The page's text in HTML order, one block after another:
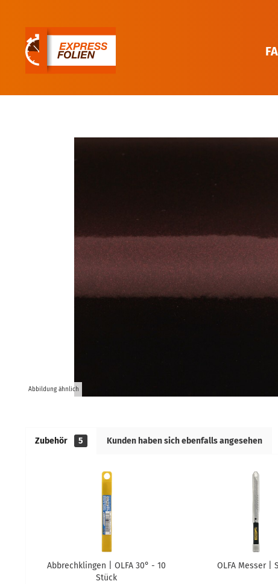
Abbildung ähnlich
Zubehör 5 Kunden haben sich ebenfalls angesehen
Abbrechklingen | OLFA 30° - 10
Stück
OLFA Messer |